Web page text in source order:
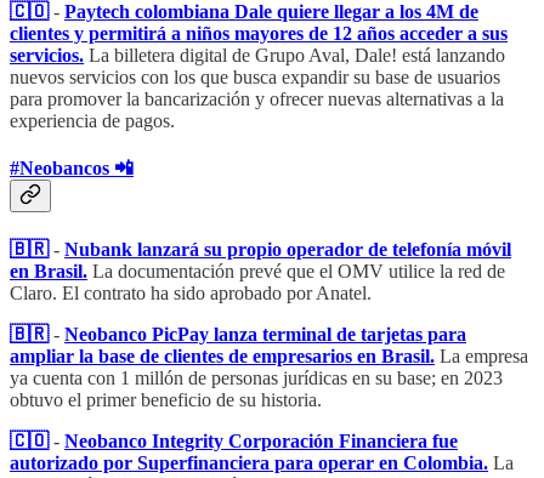
🇨🇴- Paytech colombiana Dale quiere llegar a los 4M de
clientes y permitirá a niños mayores de 12 años acceder a sus
servicios. La billetera digital de Grupo Aval, Dale! está lanzando
nuevos servicios con los que busca expandir su base de usuarios
para promover la bancarización y ofrecer nuevas alternativas a la
experiencia de pagos.
#Neobancos 📲
🇧🇷 - Nubank lanzará su propio operador de telefonía móvil
en Brasil. La documentación prevé que el OMV utilice la red de
Claro. El contrato ha sido aprobado por Anatel.
🇧🇷 - Neobanco PicPay lanza terminal de tarjetas para
ampliar la base de clientes de empresarios en Brasil. La empresa
ya cuenta con 1 millón de personas jurídicas en su base; en 2023
obtuvo el primer beneficio de su historia.
🇨🇴- Neobanco Integrity Corporación Financiera fue
autorizado por Superfinanciera para operar en Colombia. La